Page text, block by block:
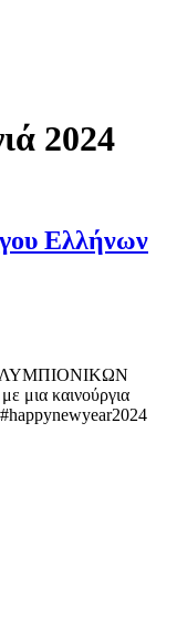
2024
Ελλήνων
ΟΛΥΜΠΙΟΝΙΚΩΝ
μια καινούργια
#happynewyear2024